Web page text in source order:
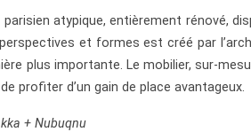
atypique, entièrement rénové,
et formes est créé par
plus importante. Le mobilier, sur-
profiter d’un gain de place avantageux.
+ Nubuqnu